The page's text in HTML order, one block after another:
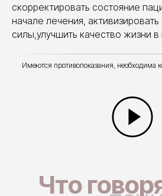
скорректировать состояние
начале лечения,
силы,улучшить качество жизни
Имеются противопоказания, необходима
Что